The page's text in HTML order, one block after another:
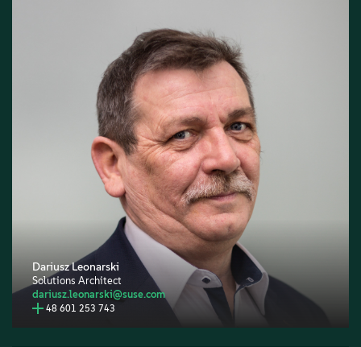
Dariusz Leonarski
Solutions Architect
dariusz.leonarski@suse.com
48 601 253 743